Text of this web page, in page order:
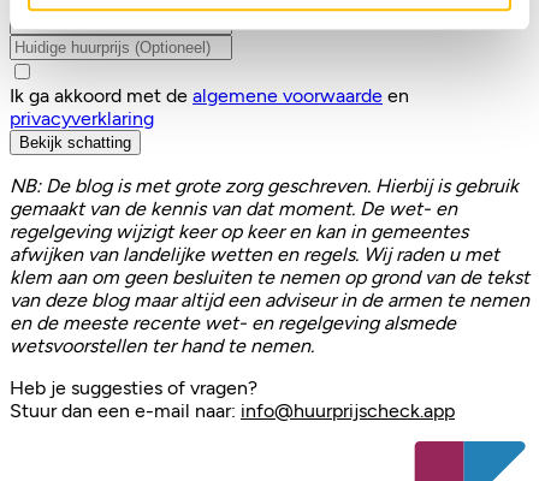
Ik ga akkoord met de algemene voorwaarde en
privacyverklaring
Bekijk schatting
NB: De blog is met grote zorg geschreven. Hierbij is gebruik
gemaakt van de kennis van dat moment. De wet- en
regelgeving wijzigt keer op keer en kan in gemeentes
afwijken van landelijke wetten en regels. Wij raden u met
klem aan om geen besluiten te nemen op grond van de tekst
van deze blog maar altijd een adviseur in de armen te nemen
en de meeste recente wet- en regelgeving alsmede
wetsvoorstellen ter hand te nemen.
Heb je suggesties of vragen?
Stuur dan een e-mail naar: info@huurprijscheck.app